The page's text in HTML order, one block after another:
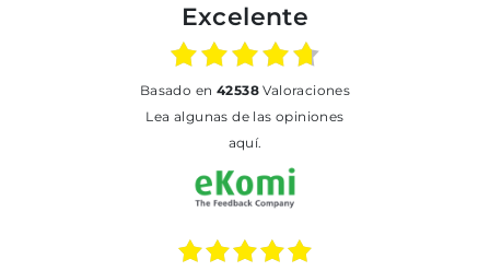
Excelente
basado en 42538Valoraciones
Lea algunas de las opiniones
aquí.